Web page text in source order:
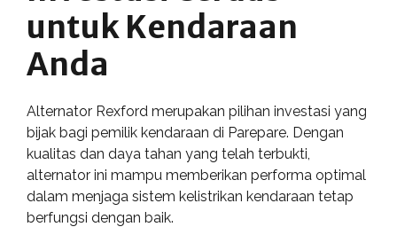
untuk Kendaraan
Anda
Alternator Rexford merupakan pilihan investasi yang
bijak bagi pemilik kendaraan di Parepare. Dengan
kualitas dan daya tahan yang telah terbukti,
alternator ini mampu memberikan performa optimal
dalam menjaga sistem kelistrikan kendaraan tetap
berfungsi dengan baik.